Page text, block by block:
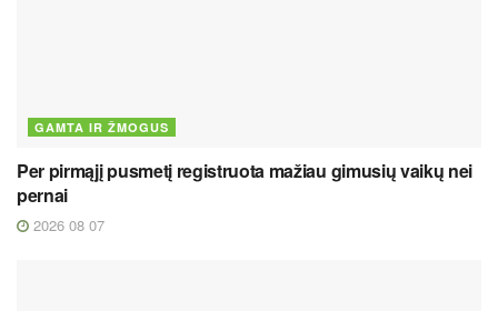
GAMTA IR ŽMOGUS
Per pirmąjį pusmetį registruota mažiau gimusių vaikų nei
pernai
2026 08 07